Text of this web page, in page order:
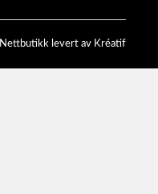
Nettbutikk levert av Kréatif